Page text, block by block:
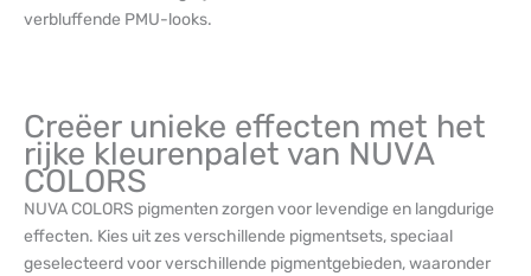
verbluffende PMU-looks.
Creëer unieke effecten met het
rijke kleurenpalet van NUVA
COLORS
NUVA COLORS pigmenten zorgen voor levendige en langdurige
effecten. Kies uit zes verschillende pigmentsets, speciaal
geselecteerd voor verschillende pigmentgebieden, waaronder